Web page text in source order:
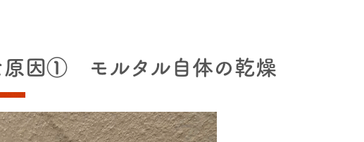
原因① モルタル自体の乾燥